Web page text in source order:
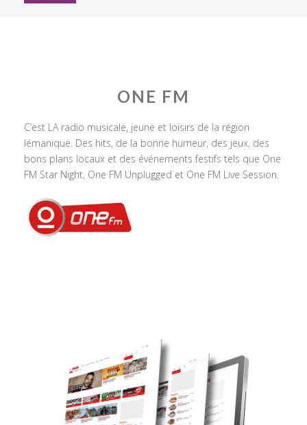
ONE FM
C’est LA radio musicale, jeune et loisirs de la région
lémanique. Des hits, de la bonne humeur, des jeux, des
bons plans locaux et des événements festifs tels que One
FM Star Night, One FM Unplugged et One FM Live Session.